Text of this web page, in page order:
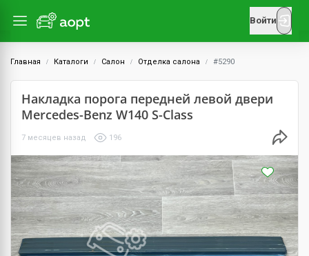
Войти
Главная Каталоги Салон Отделка салона #5290
Накладка порога передней левой двери
Mercedes-Benz W140 S-Class
7 месяцев назад 196